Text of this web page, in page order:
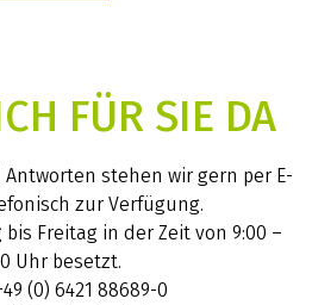
FÜR SIE DA
stehen wir gern per E-
zur Verfügung.
Freitag in der Zeit von 9:00 –
Uhr besetzt.
(0) 6421 88689-0